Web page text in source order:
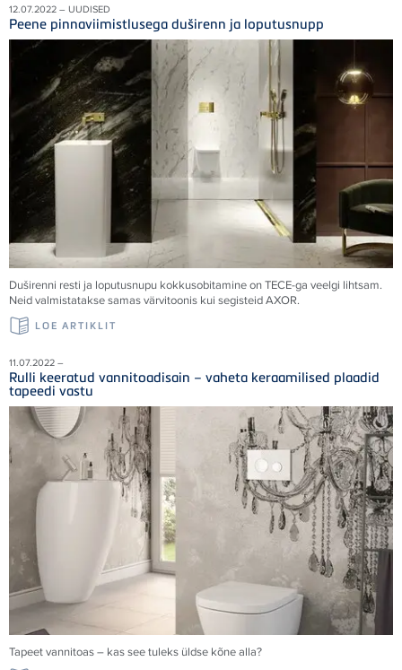
12.07.2022 – UUDISED
Peene pinnaviimistlusega duširenn ja loputusnupp
Duširenni resti ja loputusnupu kokkusobitamine onTECE-ga veelgi lihtsam.
Neid valmistatakse samas värvitoonis kui segisteid AXOR.
LOE ARTIKLIT
11.07.2022 –
Rulli keeratud vannitoadisain – vaheta keraamilised plaadid
tapeedi vastu
Tapeet vannitoas – kas see tuleks üldse kõne alla?